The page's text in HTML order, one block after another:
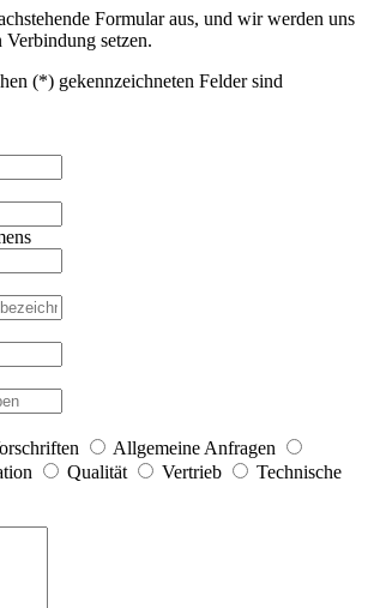
Formular aus, und wir werden uns
setzen.
(*) gekennzeichneten Felder sind
Allgemeine Anfragen
Qualität Vertrieb
Technische